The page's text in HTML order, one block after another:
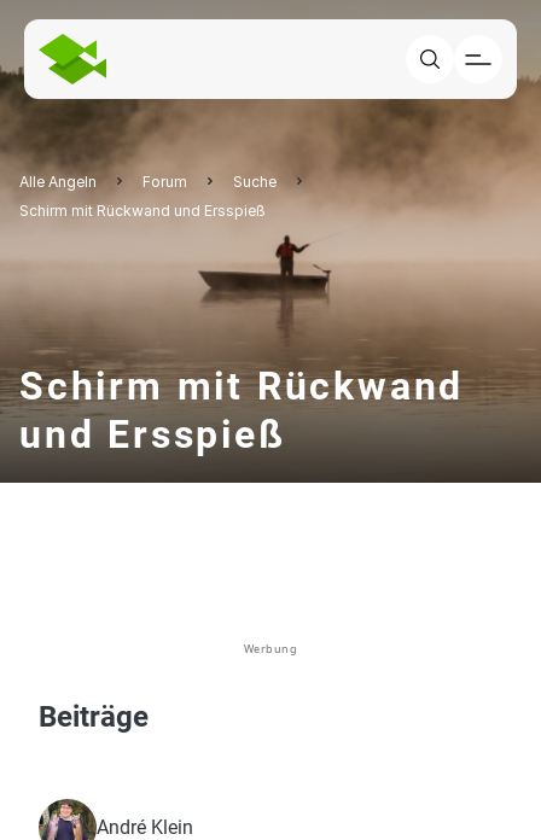
Alle Angeln Forum
Suche
Schirm mit Rückwand und Ersspieß
Schirm mit Rückwand
und Ersspieß
Werbung
Beiträge
André Klein